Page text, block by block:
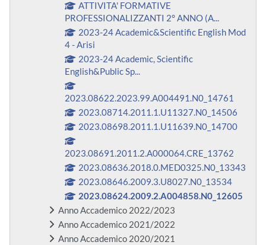
ATTIVITA' FORMATIVE
PROFESSIONALIZZANTI 2° ANNO (A...
2023-24 Academic&Scientific English Mod
4 - Arisi
2023-24 Academic, Scientific
English&Public Sp...
2023.08622.2023.99.A004491.N0_14761
2023.08714.2011.1.U11327.N0_14506
2023.08698.2011.1.U11639.N0_14700
2023.08691.2011.2.A000064.CRE_13762
2023.08636.2018.0.MED0325.N0_13343
2023.08646.2009.3.U8027.N0_13534
2023.08624.2009.2.A004858.N0_12605
Anno Accademico 2022/2023
Anno Accademico 2021/2022
Anno Accademico 2020/2021